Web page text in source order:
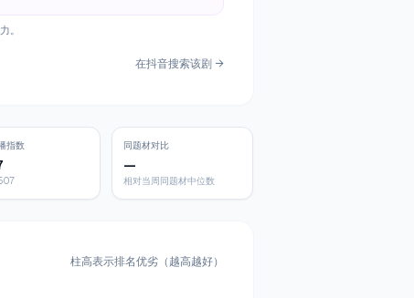
。
在抖音搜索该剧 →
指数 同题材对比
—
相对当周同题材中位数
柱高表示排名优劣（越高越好）